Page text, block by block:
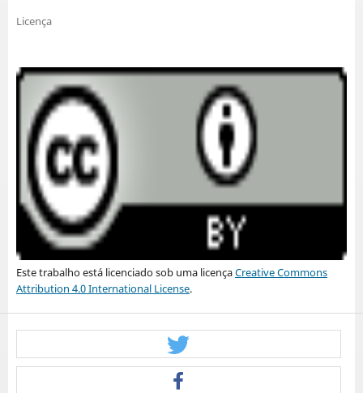
Licença
Este trabalho está licenciado sob uma licençaCreative Commons
Attribution 4.0 International License.